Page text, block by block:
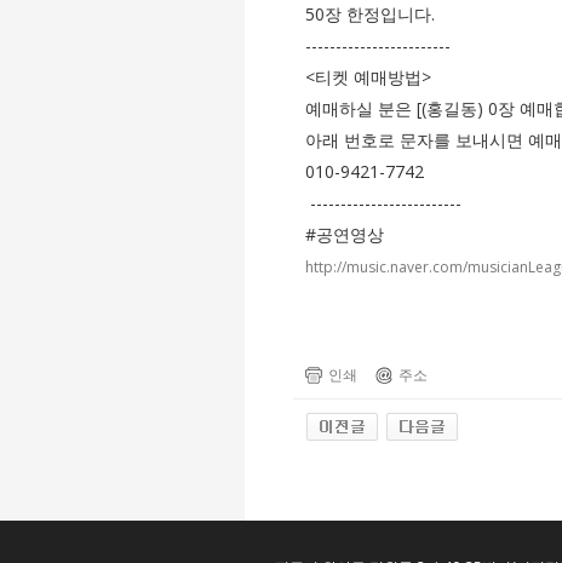
50장 한정입니다.
------------------------
<티켓 예매방법>
예매하실 분은 [(홍길동) 0장 예매
아래 번호로 문자를 보내시면 예
010-9421-7742
-------------------------
#공연영상
http://music.naver.com/
인쇄 주소